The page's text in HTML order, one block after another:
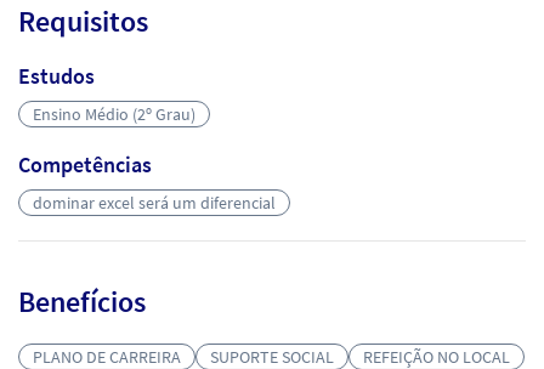
Requisitos
Estudos
Ensino Médio (2º Grau)
Competências
dominar excel será um diferencial
Benefícios
PLANO DE CARREIRA SUPORTE SOCIAL
REFEIÇÃO NO LOCAL